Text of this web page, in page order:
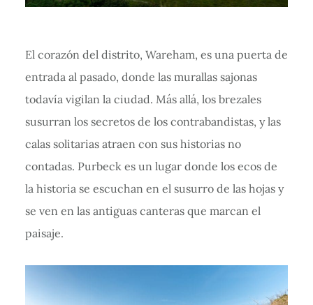
El corazón del distrito, Wareham, es una puerta de
entrada al pasado, donde las murallas sajonas
todavía vigilan la ciudad. Más allá, los brezales
susurran los secretos de los contrabandistas, y las
calas solitarias atraen con sus historias no
contadas. Purbeck es un lugar donde los ecos de
la historia se escuchan en el susurro de las hojas y
se ven en las antiguas canteras que marcan el
paisaje.